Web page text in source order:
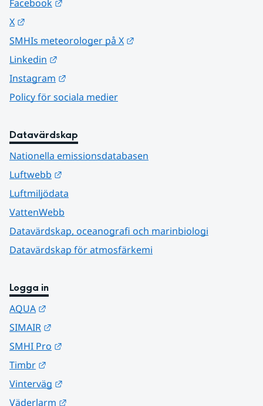
Facebook
X
SMHIs meteorologer på X
Linkedin
Instagram
Policy för sociala medier
Datavärdskap
Nationella emissionsdatabasen
Luftwebb
Luftmiljödata
VattenWebb
Datavärdskap, oceanografi och marinbiologi
Datavärdskap för atmosfärkemi
Logga in
AQUA
SIMAIR
SMHI Pro
Timbr
Vinterväg
Väderlarm